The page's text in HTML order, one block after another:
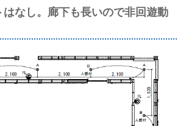
なし。廊下も長いので非回遊動